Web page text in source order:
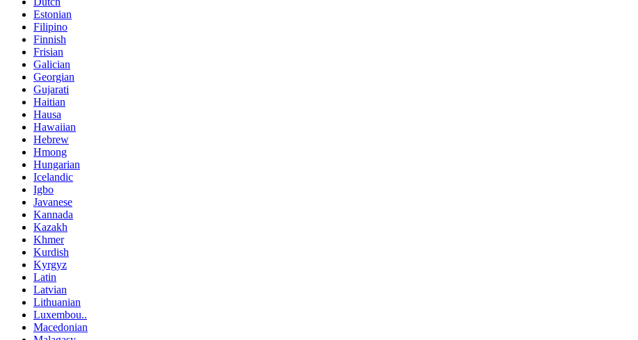
Estonian
Filipino
Finnish
Frisian
Galician
Georgian
Gujarati
Haitian
Hausa
Hawaiian
Hebrew
Hmong
Hungarian
Icelandic
Igbo
Javanese
Kannada
Kazakh
Khmer
Kurdish
Kyrgyz
Latin
Latvian
Lithuanian
Luxembou..
Macedonian